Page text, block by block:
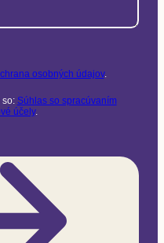
osobných údajov.
so: Súhlas so spracúvaním
účely.